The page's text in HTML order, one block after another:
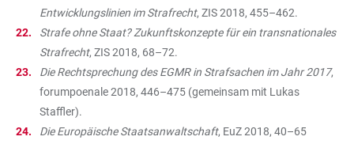
Entwicklungslinien im Strafrecht, ZIS 2018, 455–462.
Strafe ohne Staat? Zukunftskonzepte für ein transnationales
Strafrecht, ZIS 2018, 68–72.
Die Rechtsprechung des EGMR in Strafsachen im Jahr 2017,
forumpoenale 2018, 446–475 (gemeinsam mit Lukas
Staffler).
Die Europäische Staatsanwaltschaft, EuZ 2018, 40–65